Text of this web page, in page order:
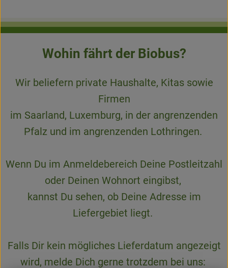
Wohin fährt der Biobus?
Wir beliefern private Haushalte, Kitas sowie
Firmen
im Saarland, Luxemburg, in der angrenzenden
Pfalz und im angrenzenden Lothringen.
Wenn Du im Anmeldebereich Deine Postleitzahl
oder Deinen Wohnort eingibst,
kannst Du sehen, ob Deine Adresse im
Liefergebiet liegt.
Falls Dir kein mögliches Lieferdatum angezeigt
wird, melde Dich gerne trotzdem bei uns: